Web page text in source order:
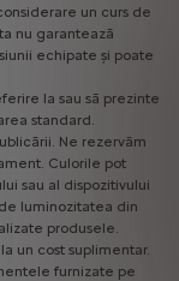
un curs de
nu garantează
echipate și poate
la sau să prezinte
standard.
Ne rezervăm
Culorile pot
sau al dispozitivului
luminozitatea din
produsele.
un cost suplimentar.
furnizate pe